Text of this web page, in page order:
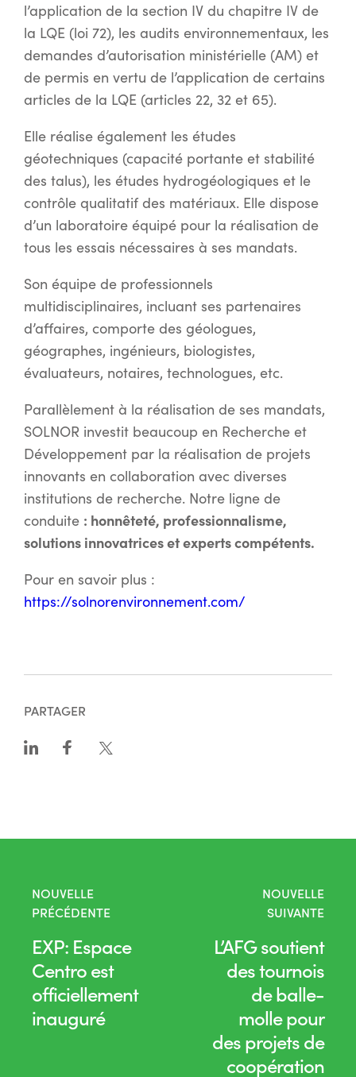
l’application de la section IV du chapitre IV de
la LQE (loi 72), les audits environnementaux, les
demandes d’autorisation ministérielle (AM) et
de permis en vertu de l’application de certains
articles de la LQE (articles 22, 32 et 65).
Elle réalise également les études
géotechniques (capacité portante et stabilité
des talus), les études hydrogéologiques et le
contrôle qualitatif des matériaux. Elle dispose
d’un laboratoire équipé pour la réalisation de
tous les essais nécessaires à ses mandats.
Son équipe de professionnels
multidisciplinaires, incluant ses partenaires
d’affaires, comporte des géologues,
géographes, ingénieurs, biologistes,
évaluateurs, notaires, technologues, etc.
Parallèlement à la réalisation de ses mandats,
SOLNOR investit beaucoup en Recherche et
Développement par la réalisation de projets
innovants en collaboration avec diverses
institutions de recherche. Notre ligne de
conduite : honnêteté, professionnalisme,
solutions innovatrices et experts compétents.
Pour en savoir plus :
https://solnorenvironnement.com/
PARTAGER
NOUVELLE
PRÉCÉDENTE
EXP: Espace
Centro est
officiellement
inauguré
NOUVELLE
SUIVANTE
L’AFG soutient
des tournois
de balle-
molle pour
des projets de
coopération